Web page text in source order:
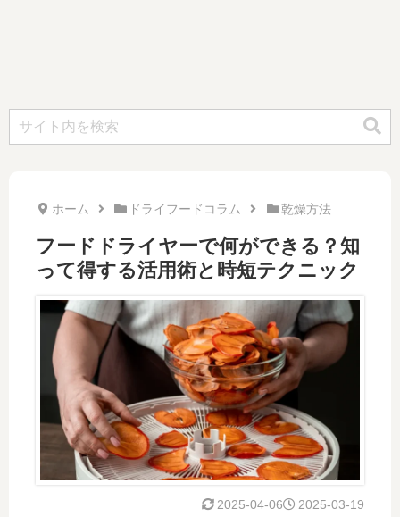
ホーム ドライフードコラム 乾燥方法
フードドライヤーで何ができる？知
って得する活用術と時短テクニック
2025-03-19
2025-04-06